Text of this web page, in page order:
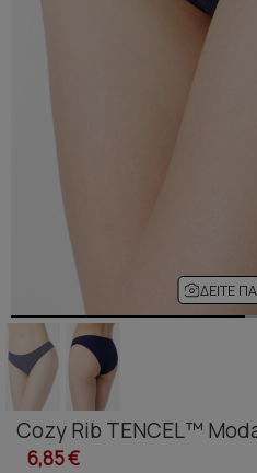
ΔΕΊΤΕ
Cozy Rib TENCEL™
6,85 €